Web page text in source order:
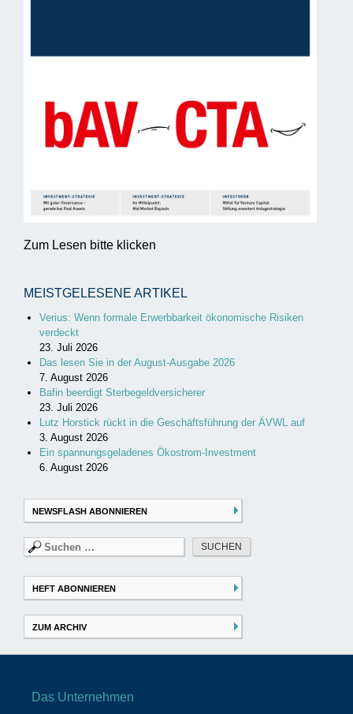
Zum Lesen bitte klicken
MEISTGELESENE ARTIKEL
Verius: Wenn formale Erwerbbarkeit ökonomische Risiken
verdeckt
23. Juli 2026
Das lesen Sie in der August-Ausgabe 2026
7. August 2026
Bafin beerdigt Sterbegeldversicherer
23. Juli 2026
Lutz Horstick rückt in die Geschäftsführung der ÄVWL auf
3. August 2026
Ein spannungsgeladenes Ökostrom-Investment
6. August 2026
NEWSFLASH ABONNIEREN
Suchen
nach:
HEFT ABONNIEREN
ZUM ARCHIV
Das Unternehmen